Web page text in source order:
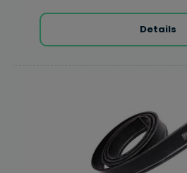
Details